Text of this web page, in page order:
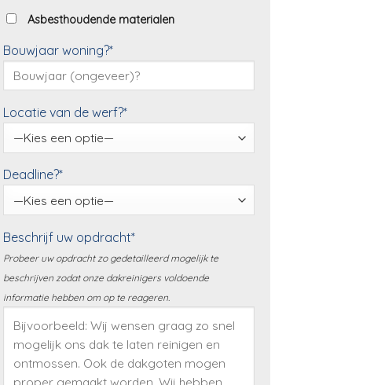
Asbesthoudende materialen
Bouwjaar woning?*
Locatie van de werf?*
Deadline?*
Beschrijf uw opdracht*
Probeer uw opdracht zo gedetailleerd mogelijk te
beschrijven zodat onze dakreinigers voldoende
informatie hebben om op te reageren.